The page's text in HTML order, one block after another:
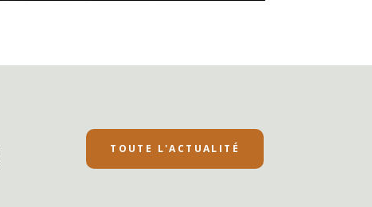
TOUTE L'ACTUALITÉ